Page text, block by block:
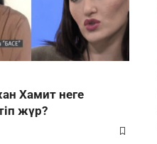
Хамит неге
жүр?